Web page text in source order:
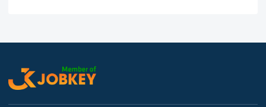
Lao Động Phổ Thông
Việc làm Tiên Lãng